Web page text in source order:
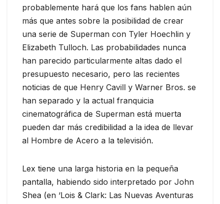
probablemente hará que los fans hablen aún
más que antes sobre la posibilidad de crear
una serie de Superman con Tyler Hoechlin y
Elizabeth Tulloch. Las probabilidades nunca
han parecido particularmente altas dado el
presupuesto necesario, pero las recientes
noticias de que Henry Cavill y Warner Bros. se
han separado y la actual franquicia
cinematográfica de Superman está muerta
pueden dar más credibilidad a la idea de llevar
al Hombre de Acero a la televisión.
Lex tiene una larga historia en la pequeña
pantalla, habiendo sido interpretado por John
Shea (en ‘Lois & Clark: Las Nuevas Aventuras